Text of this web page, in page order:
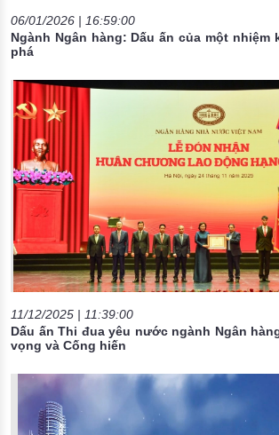
06/01/2026 | 16:59:00
Ngành Ngân hàng: Dấu ấn của một
phá
11/12/2025 | 11:39:00
Dấu ấn Thi đua yêu nước ngành Ngân
vọng và Cống hiến